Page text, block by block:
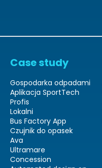
Case study
Gospodarka odpadami
Aplikacja SportTech
Profis
Lokalni
Bus Factory App
Czujnik do opasek
Ava
Ultramare
Concession